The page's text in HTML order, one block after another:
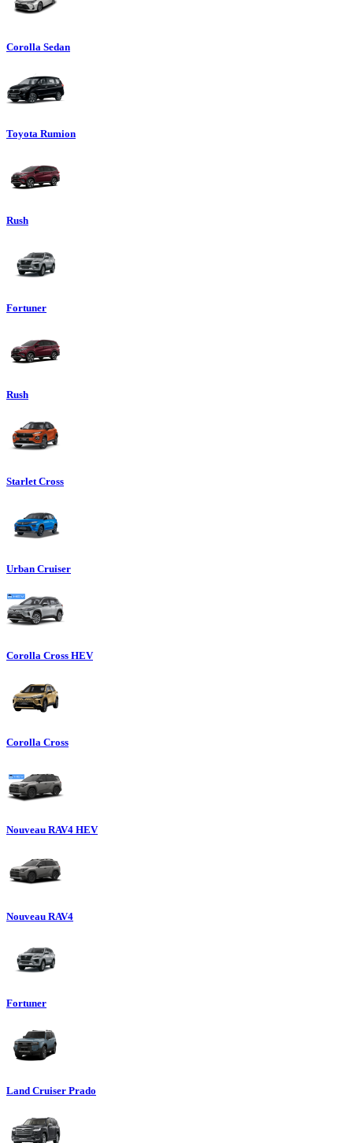
Corolla Sedan
Toyota Rumion
Rush
Fortuner
Rush
Starlet Cross
Urban Cruiser
Corolla Cross HEV
Corolla Cross
Nouveau RAV4 HEV
Nouveau RAV4
Fortuner
Land Cruiser Prado